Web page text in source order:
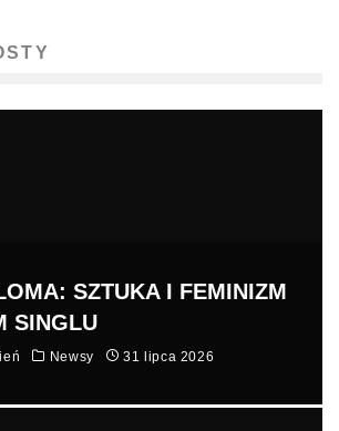
SZTUKA I FEMINIZM
SINGLU
Newsy 31 lipca 2026